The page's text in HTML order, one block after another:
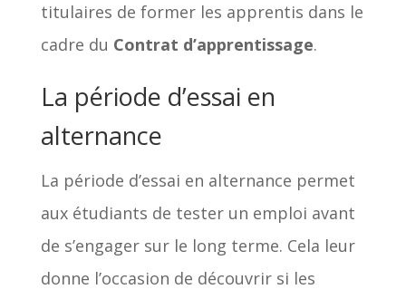
titulaires de former les apprentis dans le
cadre du Contrat d’apprentissage.
La période d’essai en
alternance
La période d’essai en alternance permet
aux étudiants de tester un emploi avant
de s’engager sur le long terme. Cela leur
donne l’occasion de découvrir si les